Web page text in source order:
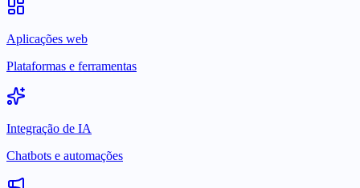
Aplicações web
Plataformas e ferramentas
Integração de IA
Chatbots e automações